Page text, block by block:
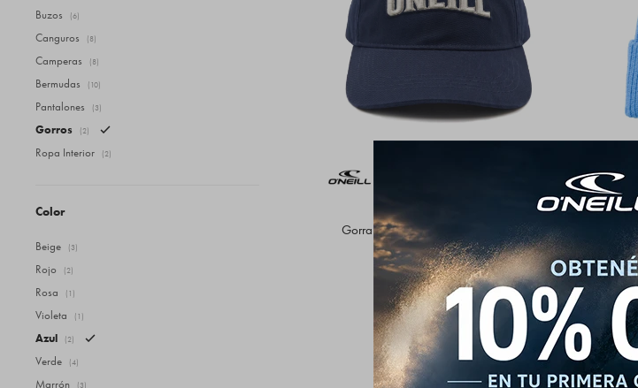
Gorra O'Neill Vintage Twill Arch Cap
$990
Buzos (6)
Canguros (8)
Camperas (8)
Bermudas (10)
Pantalones (3)
Gorros (2)
Ropa Interior (2)
Color
Beige (3)
Rojo (2)
Rosa (1)
Violeta (1)
Azul (2)
Verde (4)
Marrón (3)